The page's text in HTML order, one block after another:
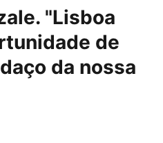
"Lisboa
de
da nossa